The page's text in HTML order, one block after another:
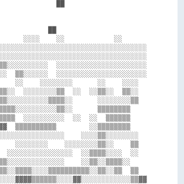
░░
░░░░    ░░            ░░
░░░░░░░░░░░░░░░░░░░░░░
▒▒░░░░░░  ░░░░░░░░░░░░░░░░░░░░░░
░░    ░░░░░░░░      ░░    ░░░░
░░░░░░░░▒▒  ░░  ░░▒▒░░  ▒▒░░
░░░░░░░░▒▒
▒▒▒▒▒▒▒▒
░░░░░░░░░░  ░░  ░░  ▒▒▒▒▒▒
▒▒▒▒▒▒▒▒▒▒        ░░▒▒▒▒▒▒▒▒
░░░░▒▒░░░░░░░░
░░░░░░░░    ░░░░░░░░▒▒░░    ▒▒
░░░░░░░░░░░░░░░░  ░░▒▒▒▒░░░░  ░░
░░▒▒░░▒▒▒▒░░
▒▒